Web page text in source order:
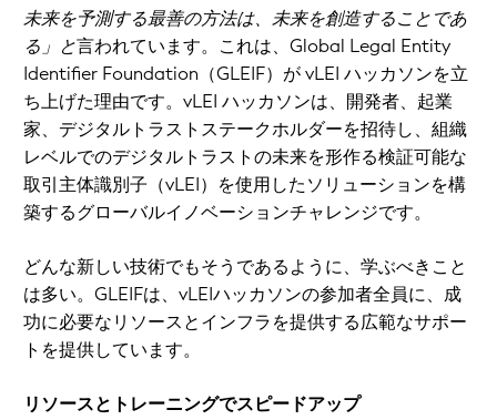
未来を予測する最善の方法は、未来を創造することであ
る」と言われています。これは、Global Legal Entity
Identifier Foundation（GLEIF）が vLEI ハッカソンを立
ち上げた理由です。vLEI ハッカソンは、開発者、起業
家、デジタルトラストステークホルダーを招待し、組織
レベルでのデジタルトラストの未来を形作る検証可能な
取引主体識別子（vLEI）を使用したソリューションを構
築するグローバルイノベーションチャレンジです。
どんな新しい技術でもそうであるように、学ぶべきこと
は多い。GLEIFは、vLEIハッカソンの参加者全員に、成
功に必要なリソースとインフラを提供する広範なサポー
トを提供しています。
リソースとトレーニングでスピードアップ